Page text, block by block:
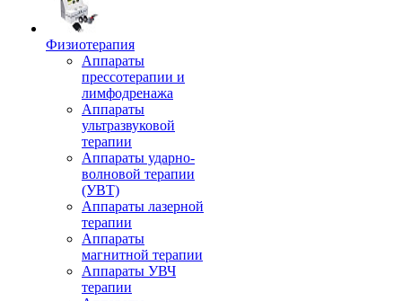
Физиотерапия
Аппараты
прессотерапии и
лимфодренажа
Аппараты
ультразвуковой
терапии
Аппараты ударно-
волновой терапии
(УВТ)
Аппараты лазерной
терапии
Аппараты
магнитной терапии
Аппараты УВЧ
терапии